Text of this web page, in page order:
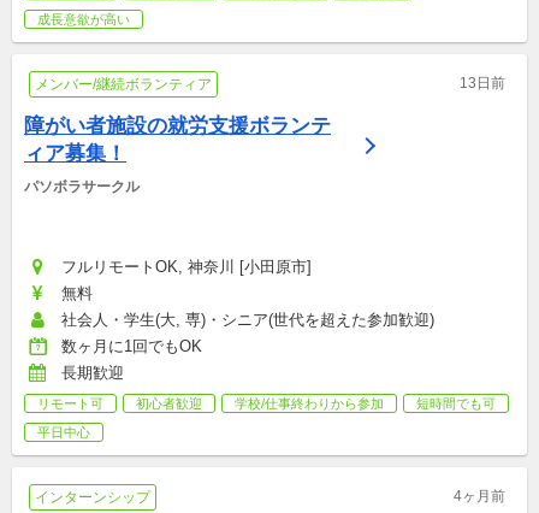
成長意欲が高い
メンバー/継続ボランティア 13日前
障がい者施設の就労支援ボランテ
ィア募集！
パソボラサークル
フルリモートOK, 神奈川 [小田原市]
無料
社会人・学生(大, 専)・シニア(世代を超えた参加歓迎)
数ヶ月に1回でもOK
長期歓迎
リモート可 初心者歓迎 学校/仕事終わりから参加
短時間でも可
平日中心
インターンシップ 4ヶ月前